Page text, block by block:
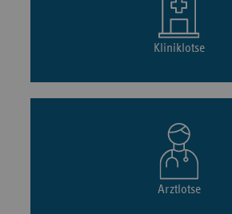
Kliniklotse
Arztlotse